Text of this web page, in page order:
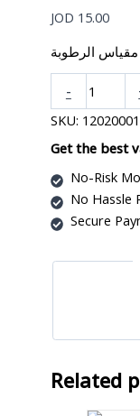
JOD 15.00
الرطوبة
-
حرارة
داخلي
/
خارجي
مع
ساعة
مقياس
الرطوبة
SKU:
Get the best
No-Risk
No Hassle
Secure
Related